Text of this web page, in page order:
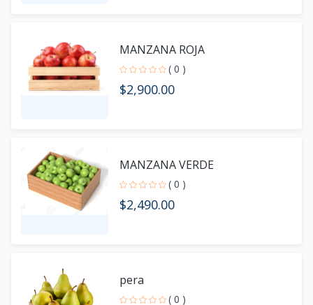
MANZANA ROJA
( 0 )
$2,900.00
MANZANA VERDE
( 0 )
$2,490.00
pera
( 0 )